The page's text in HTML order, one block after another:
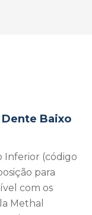
Dente Baixo
Inferior (código
para
com os
Methal